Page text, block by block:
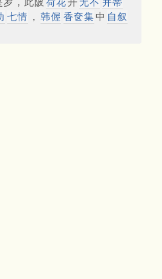
，此陂 荷花开无不 并蒂
七情 ， 韩偓 香奁集 中 自叙